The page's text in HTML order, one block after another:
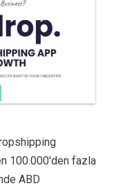
100.000'den fazla
ABD